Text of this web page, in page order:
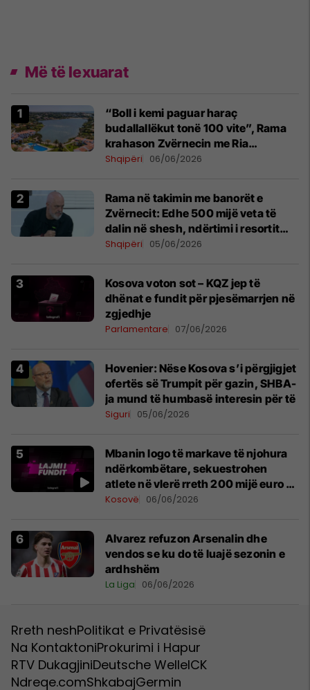
Më të lexuarat
“Boll i kemi paguar haraç
budallallëkut tonë 100 vite”, Rama
krahason Zvërnecin me Ria
Formosa-n në Portugali: Natyra dhe
Shqipëri 06/06/2026
Rama në takimin me banorët e
Zvërnecit: Edhe 500 mijë veta të
dalin në shesh, ndërtimi i resortit
nuk anulohet
Shqipëri 05/06/2026
Kosova voton sot – KQZ jep të
dhënat e fundit për pjesëmarrjen në
zgjedhje
Parlamentare 07/06/2026
Hovenier: Nëse Kosova s’i përgjigjet
ofertës së Trumpit për gazin, SHBA-
ja mund të humbasë interesin për të
Siguri 05/06/2026
Mbanin logo të markave të njohura
ndërkombëtare, sekuestrohen
atlete në vlerë rreth 200 mijë euro –
pamje
Kosovë 06/06/2026
Alvarez refuzon Arsenalin dhe
vendos se ku do të luajë sezonin e
ardhshëm
La Liga 06/06/2026
Rreth neshPolitikat e Privatësisë
Na KontaktoniProkurimi i Hapur
RTV DukagjiniDeutsche WelleICK
Ndreqe.comShkabajGermin